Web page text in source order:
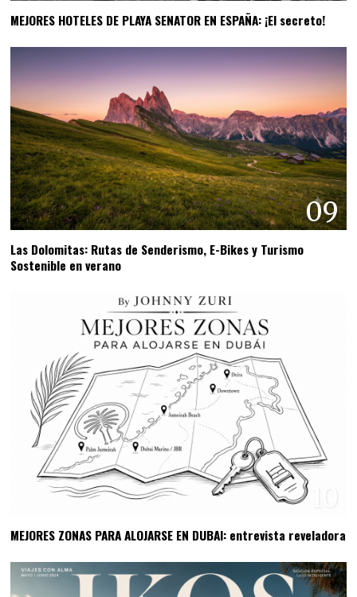
MEJORES HOTELES DE PLAYA SENATOR EN ESPAÑA: ¡El secreto!
09
Las Dolomitas: Rutas de Senderismo, E-Bikes y Turismo
Sostenible en verano
MEJORES ZONAS PARA ALOJARSE EN DUBAI: entrevista reveladora